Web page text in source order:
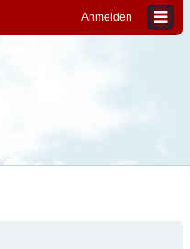
Anmelden